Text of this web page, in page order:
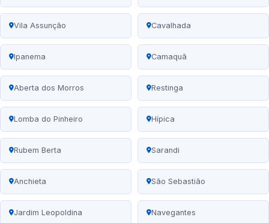
Vila Assunção Cavalhada
Ipanema Camaquã
Aberta dos Morros Restinga
Lomba do Pinheiro Hípica
Rubem Berta Sarandi
Anchieta São Sebastião
Jardim Leopoldina Navegantes